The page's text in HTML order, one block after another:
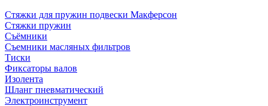
Стяжки для пружин подвески Макферсон
Стяжки пружин
Съёмники
Съемники масляных фильтров
Тиски
Фиксаторы валов
Изолента
Шланг пневматический
Электроинструмент